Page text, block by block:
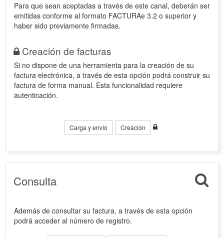
Para que sean aceptadas a través de este canal, deberán ser
emitidas conforme al formato FACTURAe 3.2 o superior y
haber sido previamente firmadas.
Creación de facturas
Si no dispone de una herramienta para la creación de su
factura electrónica, a través de esta opción podrá construir su
factura de forma manual. Esta funcionalidad requiere
autenticación.
Carga y envío Creación
Consulta
Además de consultar su factura, a través de esta opción
podrá acceder al número de registro.